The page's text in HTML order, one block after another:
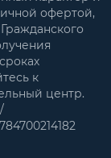
офертой,
к
центр.